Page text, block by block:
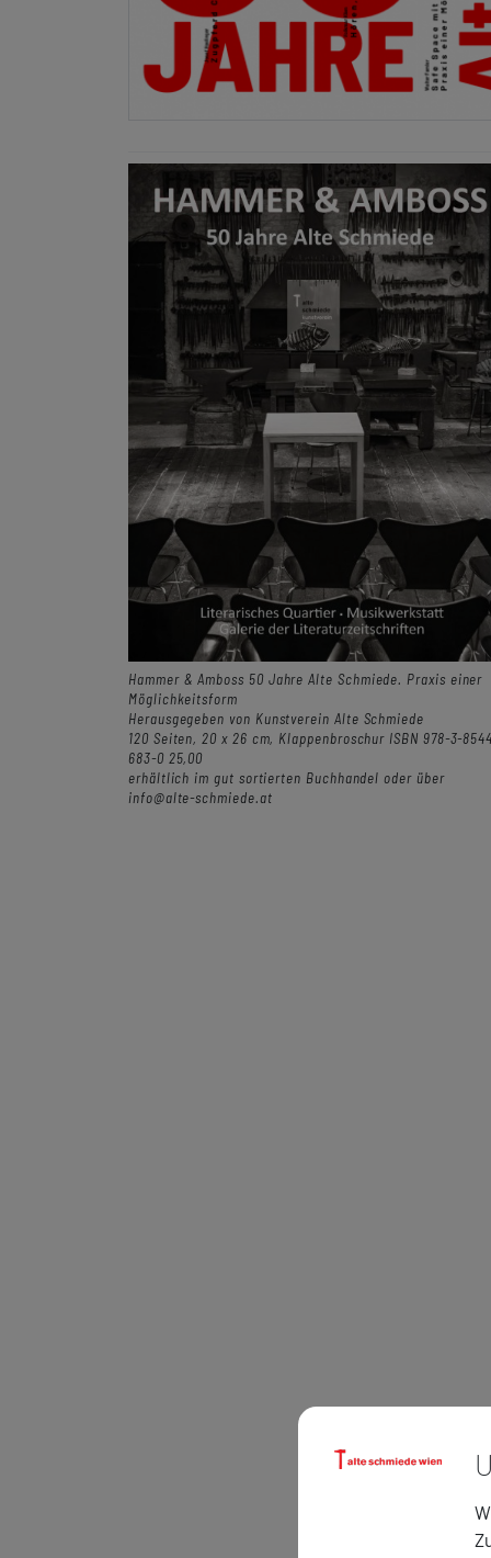
Hammer & Amboss 50 Jahre Alte Schmiede. Praxis einer
Möglichkeitsform
Herausgegeben von Kunstverein Alte Schmiede
120 Seiten, 20 x 26 cm, Klappenbroschur ISBN 978-3-
683-0 25,00
erhältlich im gut sortierten Buchhandel oder über
info@alte-schmiede.at